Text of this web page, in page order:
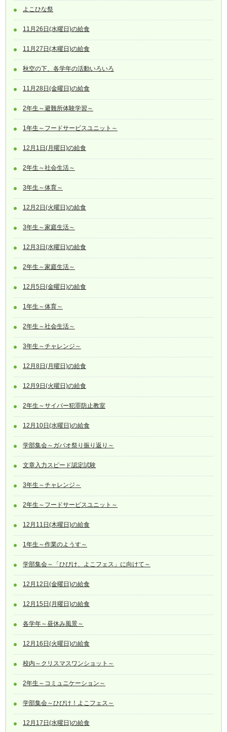
よこひな祭
11月26日(水曜日)の給食
11月27日(木曜日)の給食
秋空の下、各学年の活動いろいろ
11月28日(金曜日)の給食
2年生～避難所体験学習～
1年生～フードサービスユニット～
12月1日(月曜日)の給食
2年生～社会生活～
3年生～体育～
12月2日(火曜日)の給食
3年生～家庭生活～
12月3日(水曜日)の給食
2年生～家庭生活～
12月5日(金曜日)の給食
1年生～体育～
2年生～社会生活～
3年生～チャレンジ～
12月8日(月曜日)の給食
12月9日(火曜日)の給食
2年生～サイバー犯罪防止教室
12月10日(水曜日)の給食
学部集会～ガパオ祭り振り返り～
文章入力スピード認定試験
3年生～チャレンジ～
2年生～フードサービスユニット～
12月11日(木曜日)の給食
1年生～作業のようす～
学部集会～「ひびけ、よこフェス」に向けて～
12月12日(金曜日)の給食
12月15日(月曜日)の給食
各学年～昼休み風景～
12月16日(火曜日)の給食
校内～クリスマスワンショット～
2年生～コミュニケーション～
学部集会～ひびけ！よこフェス～
12月17日(水曜日)の給食